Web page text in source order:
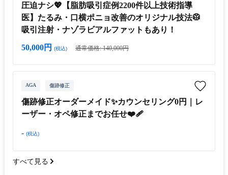
圧迫ナシ💖【脂肪吸引症例2200件以上技術指導
医】たるみ・口横ポニョ改善のオリジナル技法🥼
吸引注射・ナゾラビアルファットもあり！
50,000円 (税込) 通常価格: 140,000円
AGA 傷跡修正
傷跡修正オーダーメイド✨カウンセリング0円｜レ
ーザー・オペ修正までお任せ❤️‍🩹
- (税込)
すべて見る